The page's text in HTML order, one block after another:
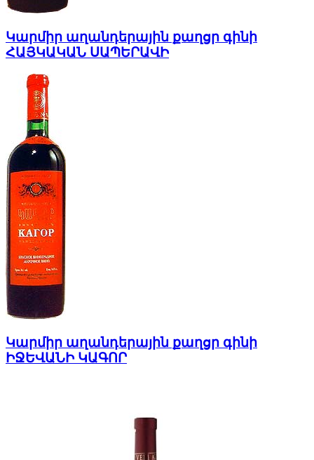
Կարմիր աղանդերային քաղցր գինի
ՀԱՅԿԱԿԱՆ ՍԱՊԵՐԱՎԻ
Կարմիր աղանդերային քաղցր գինի
ԻՋԵՎԱՆԻ ԿԱԳՈՐ